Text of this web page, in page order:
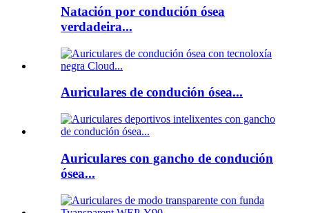
Natación por condución ósea
verdadeira...
Auriculares de condución ósea...
Auriculares con gancho de condución
ósea...